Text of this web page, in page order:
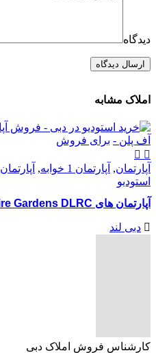
دیدگاه
املاک مشابه
آف پلن - برای فروش
آپارتمان, آپارتمان 1 خوابه , آپارتمان 2 خوابه
استودیو
آپارتمان های Empire Gardens DLRC
دبی لند
کارشناس فروش املاک دبی